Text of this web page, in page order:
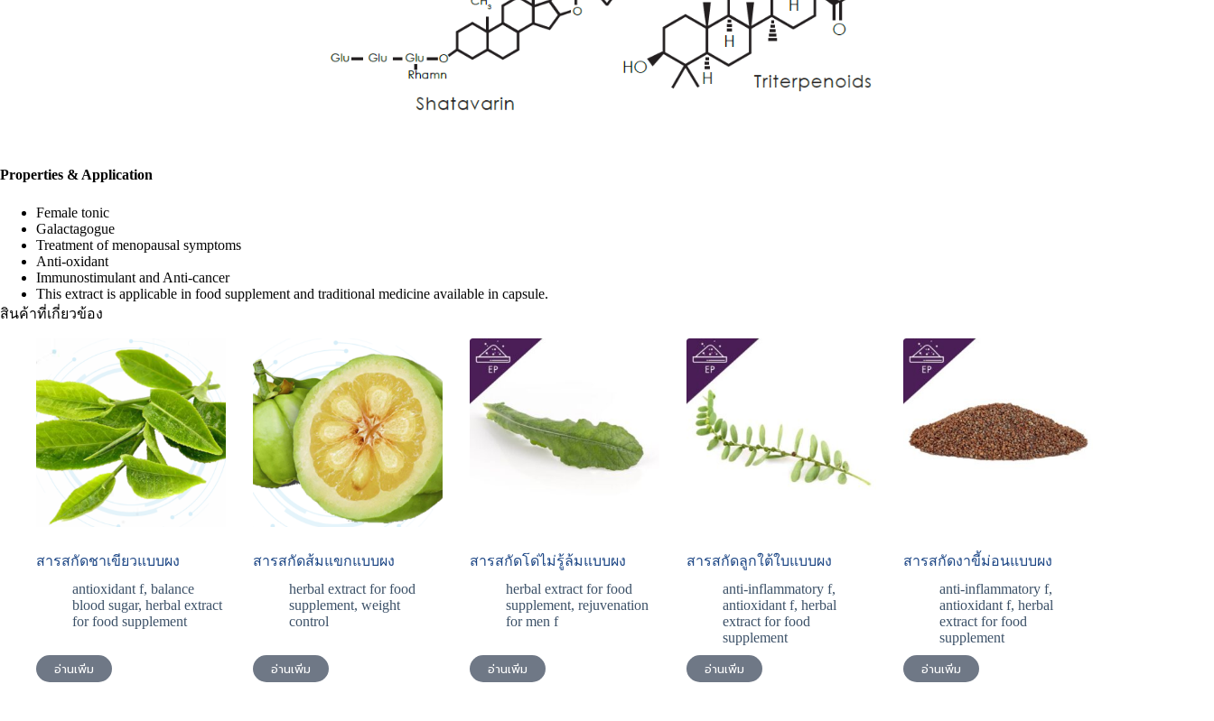
Properties & Application
Female tonic
Galactagogue
Treatment of menopausal symptoms
Anti-oxidant
Immunostimulant and Anti-cancer
This extract is applicable in food supplement and traditional medicine available in capsule.
สินค้าที่เกี่ยวข้อง
สารสกัดชาเขียวแบบผง
antioxidant f, balance
blood sugar, herbal extract
for food supplement
อ่านเพิ่ม
สารสกัดส้มแขกแบบผง
herbal extract for food
supplement, weight
control
อ่านเพิ่ม
สารสกัดโด่ไม่รู้ล้มแบบผง
herbal extract for food
supplement, rejuvenation
for men f
อ่านเพิ่ม
สารสกัดลูกใต้ใบแบบผง
anti-inflammatory f,
antioxidant f, herbal
extract for food
supplement
อ่านเพิ่ม
สารสกัดงาขี้ม่อนแบบผง
anti-inflammatory f,
antioxidant f, herbal
extract for food
supplement
อ่านเพิ่ม